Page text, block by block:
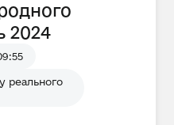
2024
реального